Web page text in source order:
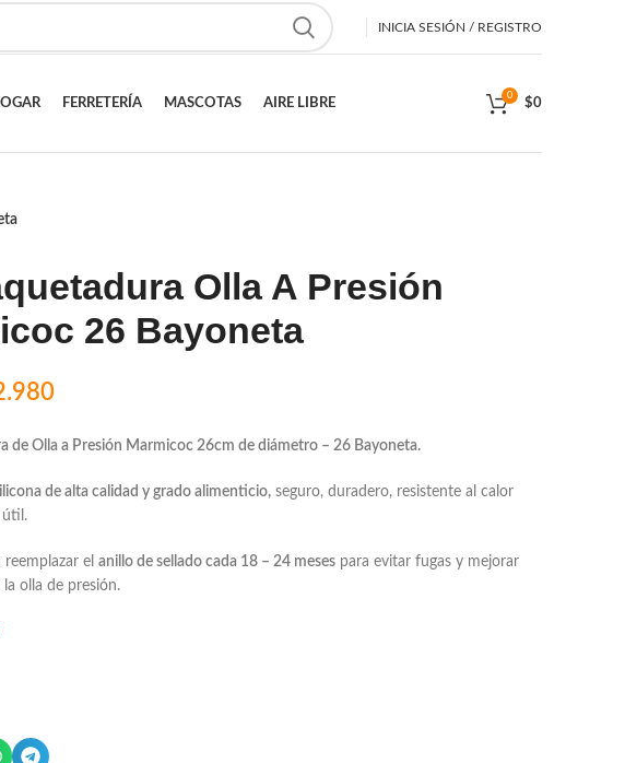
INICIA SESIÓN / REGISTRO
FERRETERÍA MASCOTAS AIRE LIBRE
0
$0
Olla A Presión
26 Bayoneta
de Olla a Presión Marmicoc 26cm de diámetro – 26 Bayoneta.
de alta calidad y grado alimenticio, seguro, duradero, resistente al calor
útil.
el anillo de sellado cada 18 – 24 meses para evitar fugas y mejorar
la olla de presión.